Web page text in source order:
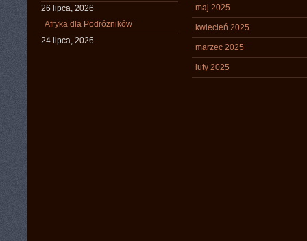
26 lipca, 2026
Afryka dla Podróżników
24 lipca, 2026
maj 2025
kwiecień 2025
marzec 2025
luty 2025